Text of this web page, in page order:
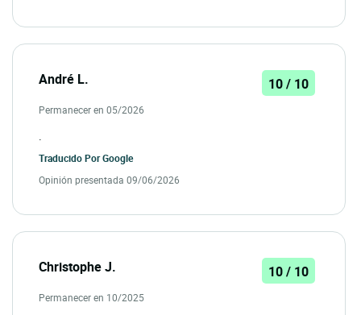
André L. 10 / 10
Permanecer en 05/2026
.
Traducido PorGoogle
Opinión presentada 09/06/2026
Christophe J. 10 / 10
Permanecer en 10/2025